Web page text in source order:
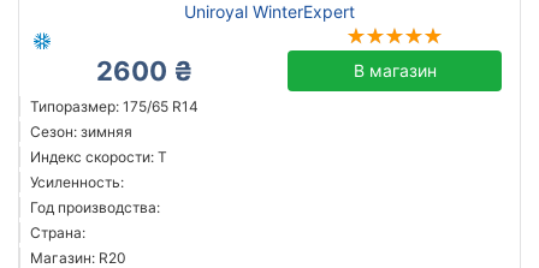
Uniroyal WinterExpert
2600 ₴ В магазин
Типоразмер: 175/65 R14
Сезон: зимняя
Индекс скорости: T
Усиленность:
Год производства:
Страна:
Магазин: R20